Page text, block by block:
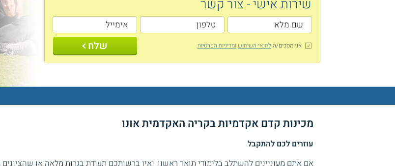
שירות אישי - צור קשר
אני מסכים/הלתנאי השימוש ומדיניות הפרטיות שלח
מכינות קדם אקדמיות בקריה האקדמית אונו
עוזרים לכם להתקבל
אם אתם מעוניינים להשתלב בלימודי תואר ראשון, ואין ברשותכם תעודת בגרות מלאה או